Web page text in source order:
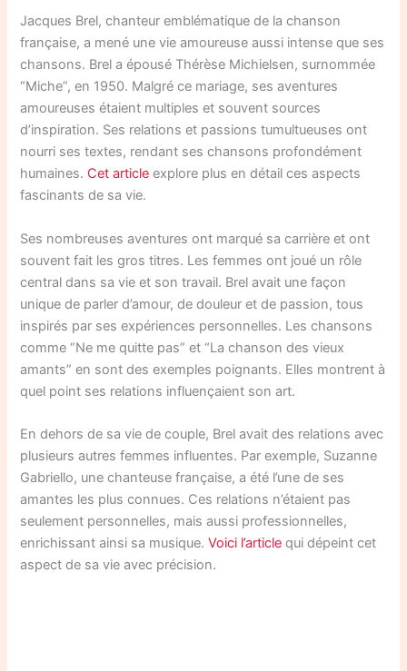
Jacques Brel, chanteur emblématique de la chanson
française, a mené une vie amoureuse aussi intense que ses
chansons. Brel a épousé Thérèse Michielsen, surnommée
“Miche”, en 1950. Malgré ce mariage, ses aventures
amoureuses étaient multiples et souvent sources
d’inspiration. Ses relations et passions tumultueuses ont
nourri ses textes, rendant ses chansons profondément
humaines. Cet article explore plus en détail ces aspects
fascinants de sa vie.
Ses nombreuses aventures ont marqué sa carrière et ont
souvent fait les gros titres. Les femmes ont joué un rôle
central dans sa vie et son travail. Brel avait une façon
unique de parler d’amour, de douleur et de passion, tous
inspirés par ses expériences personnelles. Les chansons
comme “Ne me quitte pas” et “La chanson des vieux
amants” en sont des exemples poignants. Elles montrent à
quel point ses relations influençaient son art.
En dehors de sa vie de couple, Brel avait des relations avec
plusieurs autres femmes influentes. Par exemple, Suzanne
Gabriello, une chanteuse française, a été l’une de ses
amantes les plus connues. Ces relations n’étaient pas
seulement personnelles, mais aussi professionnelles,
enrichissant ainsi sa musique.Voici l’article qui dépeint cet
aspect de sa vie avec précision.